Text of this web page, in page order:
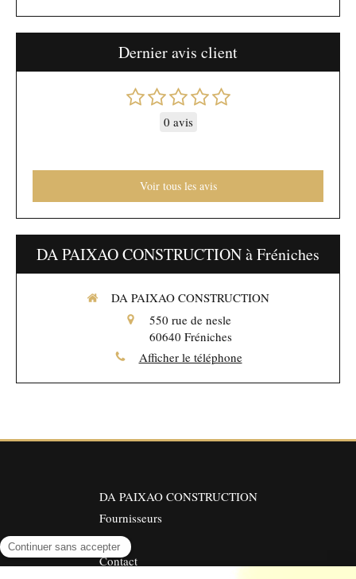
Dernier avis client
0 avis
Voir tous les avis
DA PAIXAO CONSTRUCTION à Fréniches
DA PAIXAO CONSTRUCTION
550 rue de nesle
60640 Fréniches
Afficher le téléphone
DA PAIXAO CONSTRUCTION
Fournisseurs
Avis
Contact